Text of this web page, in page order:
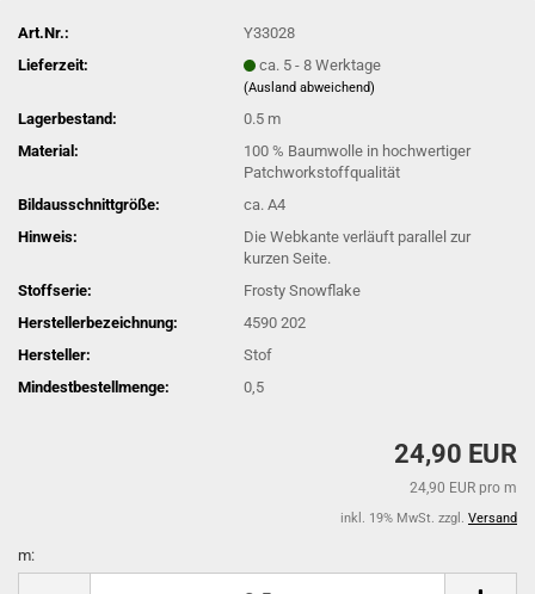
Art.Nr.:
Y33028
Lieferzeit:
ca. 5 - 8 Werktage
(Ausland abweichend)
Lagerbestand: 0.5 m
Material:
100 % Baumwolle in hochwertiger
Patchworkstoffqualität
Bildausschnittgröße:
ca. A4
Hinweis:
Die Webkante verläuft parallel zur
kurzen Seite.
Stoffserie:
Frosty Snowflake
Herstellerbezeichnung:
4590 202
Hersteller:
Stof
Mindestbestellmenge:
0,5
24,90 EUR
24,90 EUR pro m
inkl. 19% MwSt. zzgl. Versand
m: